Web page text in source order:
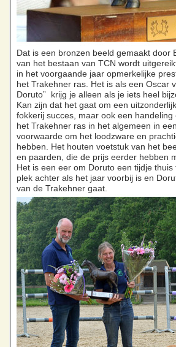
Dat is een bronzen beeld gemaakt door
van het bestaan van TCN wordt
in het voorgaande jaar opmerkelijke
het Trakehner ras. Het is als een Oscar
Doruto” krijg je alleen als je iets heel
Kan zijn dat het gaat om een
fokkerij succes, maar ook een
het Trakehner ras in het algemeen in
voorwaarde om het loodzware en
hebben. Het houten voetstuk van het
en paarden, die de prijs eerder hebben
Het is een eer om Doruto een tijdje
plek achter als het jaar voorbij is en
van de Trakehner gaat.